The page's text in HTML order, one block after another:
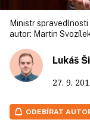
Ministr
autor: Martin
Lukáš
27. 9.
ODEBÍRAT